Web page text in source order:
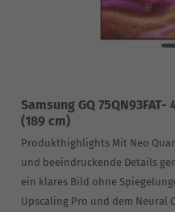
Samsung GQ 75QN93FAT-
(189 cm)
Produkthighlights Mit Neo
und beeindruckende Details
ein klares Bild ohne
Upscaling Pro und dem Neural